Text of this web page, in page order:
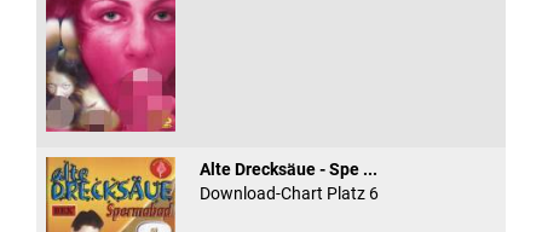
Alte Drecksäue - Spe ...
Download-Chart Platz 6